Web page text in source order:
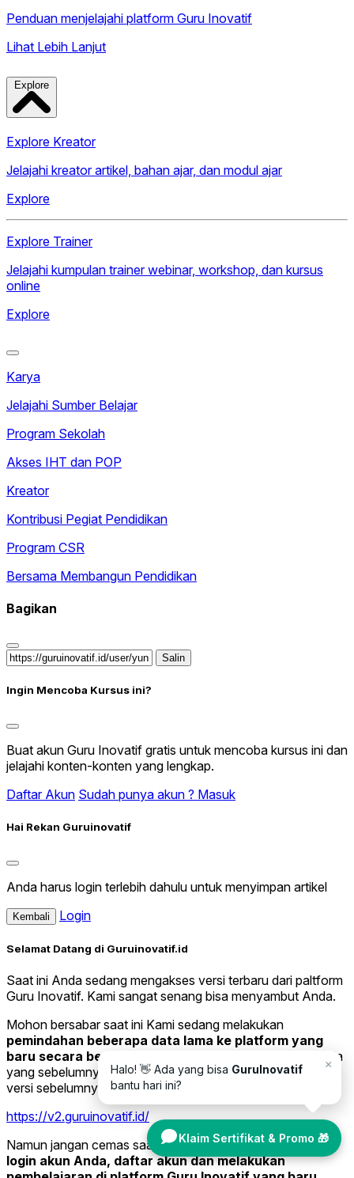
×
Halo! 👋 Ada yang bisa GuruInovatif
bantu hari ini?
Klaim Sertifikat & Promo 🎁
Penduan menjelajahi platform Guru Inovatif
Lihat Lebih Lanjut
Explore
Explore Kreator
Jelajahi kreator artikel, bahan ajar, dan modul ajar
Explore
Explore Trainer
Jelajahi kumpulan trainer webinar, workshop, dan kursus
online
Explore
Karya
Jelajahi Sumber Belajar
Program Sekolah
Akses IHT dan POP
Kreator
Kontribusi Pegiat Pendidikan
Program CSR
Bersama Membangun Pendidikan
Bagikan
Salin
Ingin Mencoba Kursus ini?
Buat akun Guru Inovatif gratis untuk mencoba kursus ini dan
jelajahi konten-konten yang lengkap.
Daftar Akun Sudah punya akun ? Masuk
Hai Rekan Guruinovatif
Anda harus login terlebih dahulu untuk menyimpan artikel
Kembali Login
Selamat Datang di Guruinovatif.id
Saat ini Anda sedang mengakses versi terbaru dari paltform
Guru Inovatif. Kami sangat senang bisa menyambut Anda.
Mohon bersabar saat ini Kami sedang melakukan
pemindahan beberapa data lama ke platform yang
baru secara bertahap.
Jika Anda ingin melihat data Anda
yang sebelumnya, silakan kunjungi website Guruinovatif
versi sebelumnya di tautan di bawah ini.
https://v2.guruinovatif.id/
Namun jangan cemas saat ini Anda sudah bisa melakukan
login akun Anda, daftar akun dan melakukan